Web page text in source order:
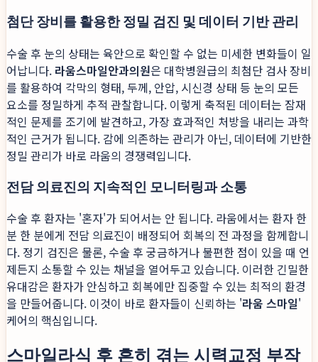
첨단 장비를 활용한 정밀 검진 및 데이터 기반 관리
수술 후 눈의 상태는 육안으로 확인할 수 없는 미세한 변화들이 일
어납니다. 라움스마일안과의원은 대학병원급의 최첨단 검사 장비
를 활용하여 각막의 형태, 두께, 안압, 시신경 상태 등 눈의 모든
요소를 정밀하게 추적 관찰합니다. 이렇게 축적된 데이터는 잠재
적인 문제를 조기에 발견하고, 가장 효과적인 처방을 내리는 과학
적인 근거가 됩니다. 감에 의존하는 관리가 아닌, 데이터에 기반한
정밀 관리가 바로 라움의 경쟁력입니다.
전담 의료진의 지속적인 모니터링과 소통
수술 후 환자는 '혼자'가 되어서는 안 됩니다. 라움에서는 환자 한
분 한 분에게 전담 의료진이 배정되어 회복의 전 과정을 함께합니
다. 정기 검진은 물론, 수술 후 궁금하거나 불편한 점이 있을 때 언
제든지 소통할 수 있는 채널을 열어두고 있습니다. 이러한 긴밀한
유대감은 환자가 안심하고 회복에만 집중할 수 있는 최적의 환경
을 만들어줍니다. 이것이 바로 환자들이 신뢰하는 '라움 스마일'
케어의 핵심입니다.
스마일라식 후 흔히 겪는 시력교정 부작